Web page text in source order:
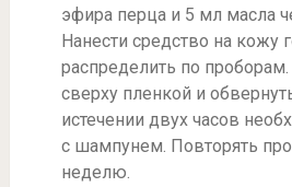
эфира перца и 5 мл масла
Нанести средство на кожу
распределить по
сверху пленкой и
истечении двух часов
с шампунем. Повторять
неделю.